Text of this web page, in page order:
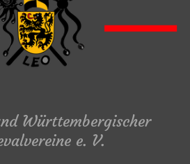
Württembergischer
e. V.